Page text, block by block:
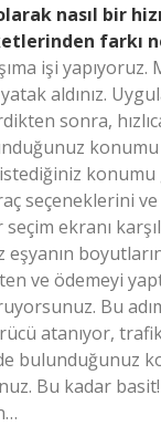
nasıl bir
farkı
işi yapıyoruz.
aldınız.
sonra,
seçeneklerini ve
ekranı
eşyanın
ve ödemeyi
Bu
atanıyor,
bulunduğunuz
Bu kadar